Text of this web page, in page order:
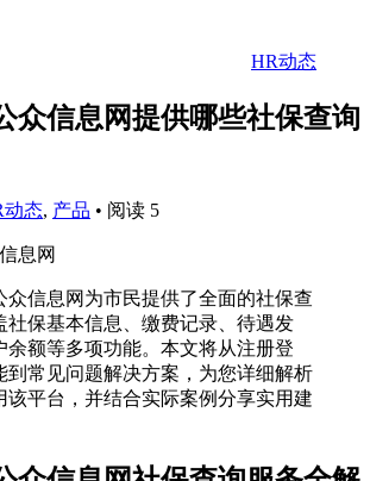
HR动态
众信息网提供哪些社保查询
动态, 产品 • 阅读 5
众信息网为市民提供了全面的社保查
社保基本信息、缴费记录、待遇发
余额等多项功能。本文将从注册登
到常见问题解决方案，为您详细解析
该平台，并结合实际案例分享实用建